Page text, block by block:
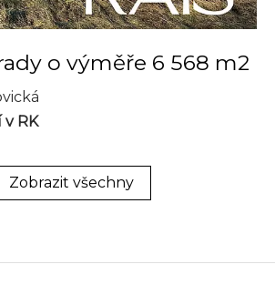
o výměře 6 568 m2
v RK
Zobrazit všechny